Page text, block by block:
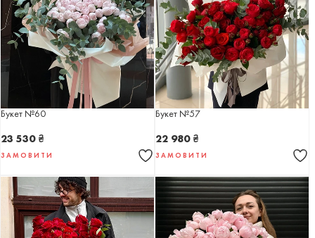
Букет №60
23 530 ₴
ЗАМОВИТИ
Букет №57
22 980 ₴
ЗАМОВИТИ